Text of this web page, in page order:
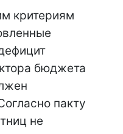
критериям
бюджета
пакту
не